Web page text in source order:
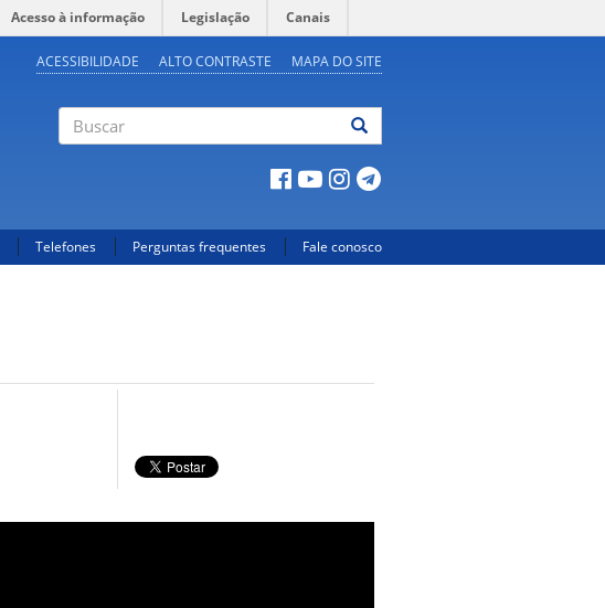
Acesso à informação Legislação Canais
ACESSIBILIDADE ALTO CONTRASTE MAPA DO SITE
Telefones Perguntas frequentes Fale conosco